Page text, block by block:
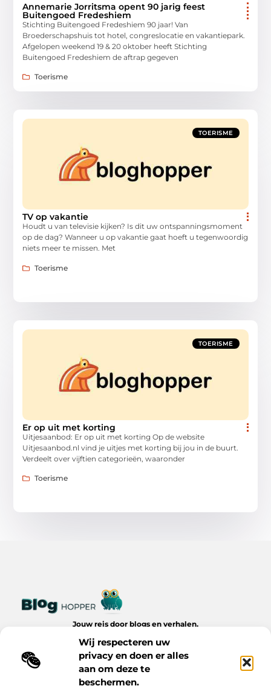
Wij respecteren uw
privacy en doen er alles
aan om deze te
beschermen.
Annemarie Jorritsma opent 90 jarig feest
Buitengoed Fredeshiem
Stichting Buitengoed Fredeshiem 90 jaar! Van
Broederschapshuis tot hotel, congreslocatie en vakantiepark.
Afgelopen weekend 19 & 20 oktober heeft Stichting
Buitengoed Fredeshiem de aftrap gegeven
Toerisme
TOERISME
TV op vakantie
Houdt u van televisie kijken? Is dit uw ontspanningsmoment
op de dag? Wanneer u op vakantie gaat hoeft u tegenwoordig
niets meer te missen. Met
Toerisme
TOERISME
Er op uit met korting
Uitjesaanbod: Er op uit met korting Op de website
Uitjesaanbod.nl vind je uitjes met korting bij jou in de buurt.
Verdeelt over vijftien categorieën, waaronder
Toerisme
Jouw reis door blogs en verhalen.
dagelijks leven op Bloghopper.nl.
Bericht categorie